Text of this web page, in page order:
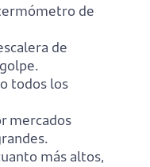
de
de
todos los
mercados
más altos,